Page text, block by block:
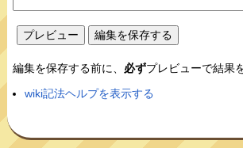
編集を保存する前に、 必ずプレビューで結果
wiki記法ヘルプを表示する